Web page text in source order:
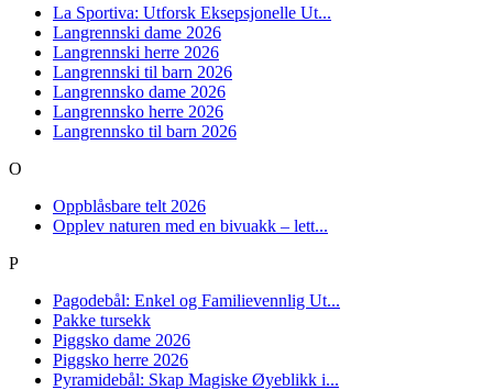
La Sportiva: Utforsk Eksepsjonelle Ut...
Langrennski dame 2026
Langrennski herre 2026
Langrennski til barn 2026
Langrennsko dame 2026
Langrennsko herre 2026
Langrennsko til barn 2026
O
Oppblåsbare telt 2026
Opplev naturen med en bivuakk – lett...
P
Pagodebål: Enkel og Familievennlig Ut...
Pakke tursekk
Piggsko dame 2026
Piggsko herre 2026
Pyramidebål: Skap Magiske Øyeblikk i...